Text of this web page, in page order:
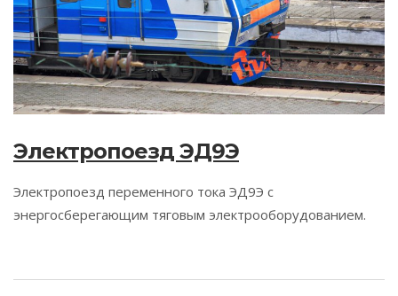
Электропоезд ЭД9Э
Электропоезд переменного тока ЭД9Э с
энергосберегающим тяговым электрооборудованием.